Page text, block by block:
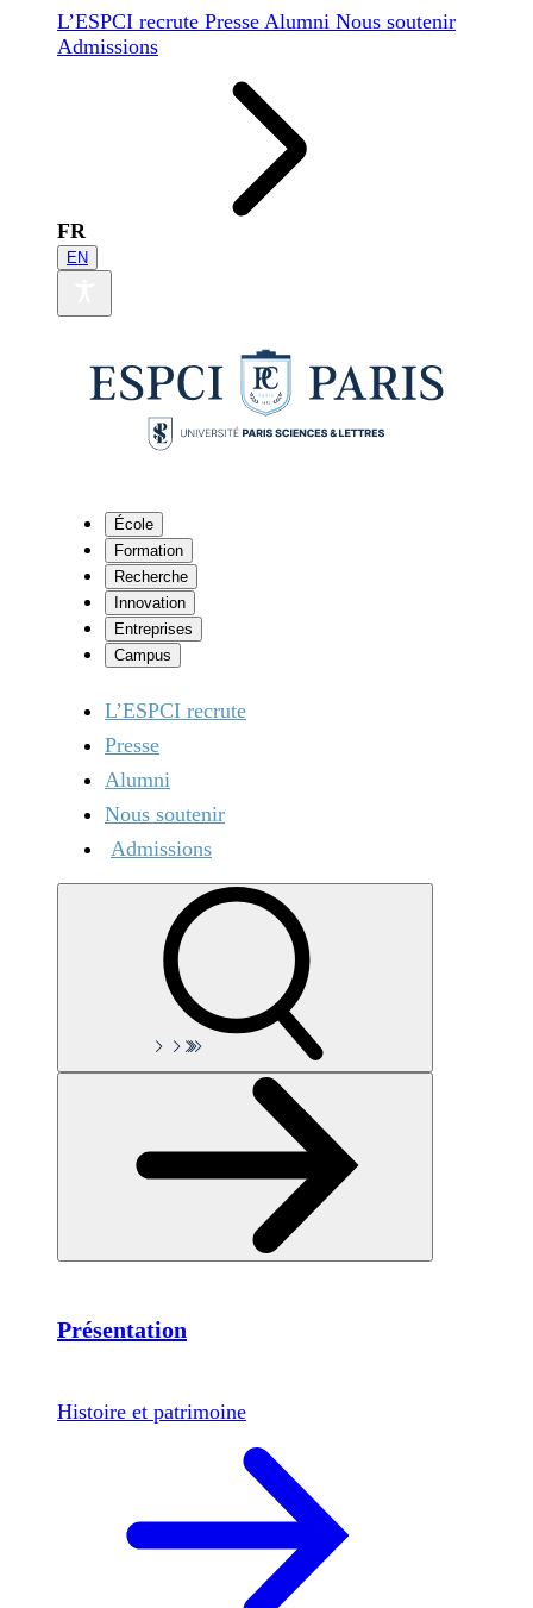
L’ESPCI recrute Presse Alumni Nous soutenir
Admissions
FR
EN
École
Formation
Recherche
Innovation
Entreprises
Campus
L’ESPCI recrute
Presse
Alumni
Nous soutenir
Admissions
Présentation
Histoire et patrimoine